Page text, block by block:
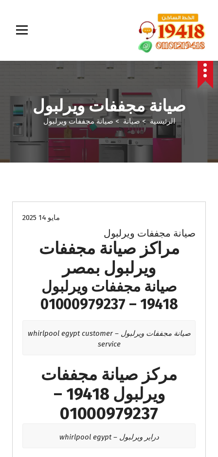
البوتاجازات، الثلاجات وغيرها داخل القاهرة والجيزة وجميع المحافظات. اتصل بنا الآن!
صيانة مجففات ويرلبول
الرئيسية>صيانة>صيانة مجففات ويرلبول
مايو 14 2025
صيانة مجففات ويرلبول
مراكز صيانة مجففات
ويرلبول بمصر
صيانة مجففات ويرلبول
19418 – 01000979237
صيانة مجففات ويرلبول – whirlpool egypt customer
service
مركز صيانة مجففات
ويرلبول 19418 –
01000979237
دراير ويرلبول – whirlpool egypt